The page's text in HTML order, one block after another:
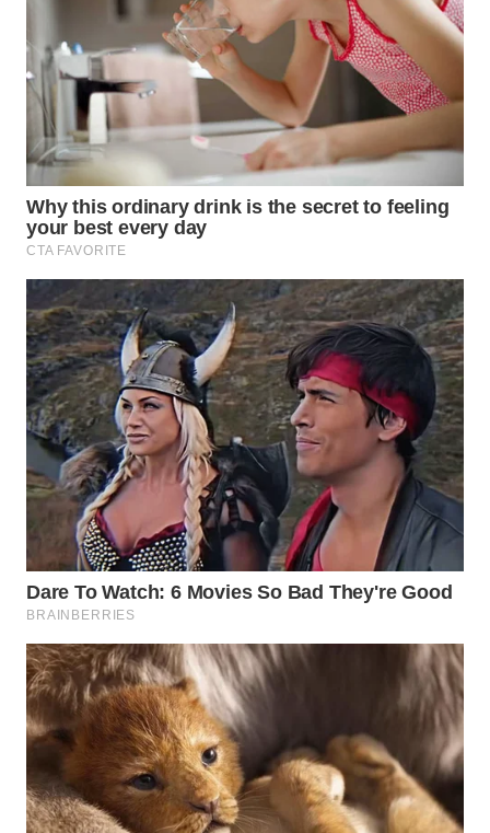
SEMARANG
SOLO
WN
BOROBUDUR
WN
MADURA
WN
SURABAYA
WN
NATUNA
WN
BINTAN
WN
MANDALIKA
WN
LIKUPANG
LABUANBAJO